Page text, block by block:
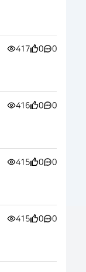
417 0 0
416 0 0
415 0 0
415 0 0